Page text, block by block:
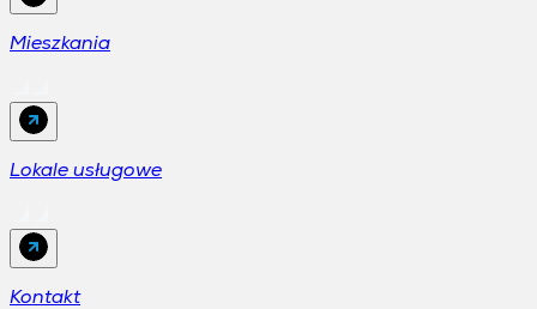
Mieszkania
Lokale usługowe
Kontakt